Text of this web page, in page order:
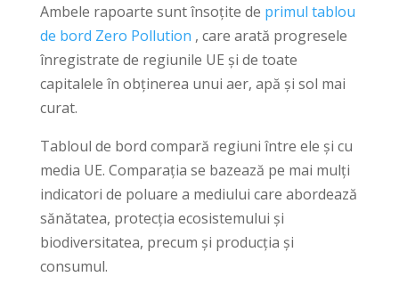
Ambele rapoarte sunt însoțite de primul tablou
de bord Zero Pollution , care arată progresele
înregistrate de regiunile UE și de toate
capitalele în obținerea unui aer, apă și sol mai
curat.
Tabloul de bord compară regiuni între ele și cu
media UE. Comparația se bazează pe mai mulți
indicatori de poluare a mediului care abordează
sănătatea, protecția ecosistemului și
biodiversitatea, precum și producția și
consumul.